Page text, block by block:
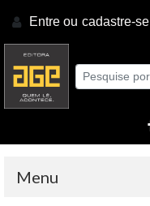
Entre ou cadastre-se
Menu